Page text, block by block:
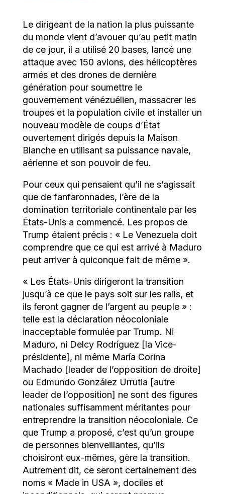
Le dirigeant de la nation la plus puissante
du monde vient d’avouer qu’au petit matin
de ce jour, il a utilisé 20 bases, lancé une
attaque avec 150 avions, des hélicoptères
armés et des drones de dernière
génération pour soumettre le
gouvernement vénézuélien, massacrer les
troupes et la population civile et installer un
nouveau modèle de coups d’État
ouvertement dirigés depuis la Maison
Blanche en utilisant sa puissance navale,
aérienne et son pouvoir de feu.
Pour ceux qui pensaient qu’il ne s’agissait
que de fanfaronnades, l’ère de la
domination territoriale continentale par les
États-Unis a commencé. Les propos de
Trump étaient précis : « Le Venezuela doit
comprendre que ce qui est arrivé à Maduro
peut arriver à quiconque fait de même ».
« Les États-Unis dirigeront la transition
jusqu’à ce que le pays soit sur les rails, et
ils feront gagner de l’argent au peuple » :
telle est la déclaration néocoloniale
inacceptable formulée par Trump. Ni
Maduro, ni Delcy Rodríguez [la Vice-
présidente], ni même María Corina
Machado [leader de l’opposition de droite]
ou Edmundo González Urrutia [autre
leader de l’opposition] ne sont des figures
nationales suffisamment méritantes pour
entreprendre la transition néocoloniale. Ce
que Trump a proposé, c’est qu’un groupe
de personnes bienveillantes, qu’ils
choisiront eux-mêmes, gère la transition.
Autrement dit, ce seront certainement des
noms « Made in USA », dociles et